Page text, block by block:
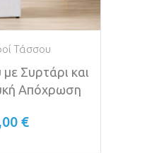
Τάσσου
Συρτάρι και
Απόχρωση
€